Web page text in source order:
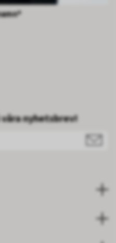
nyhetsbrev!